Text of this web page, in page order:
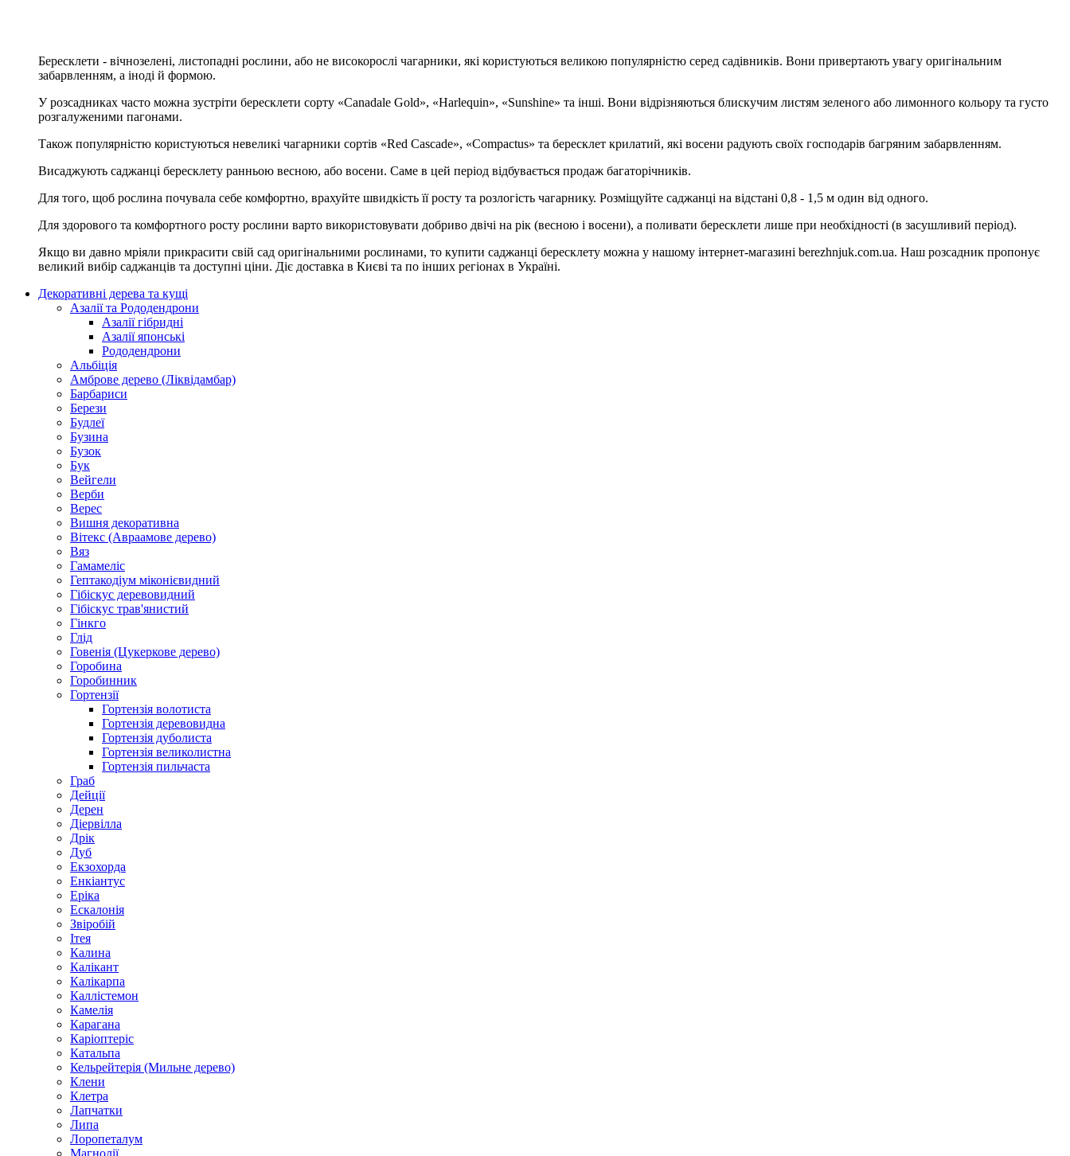
Бересклети - вічнозелені, листопадні рослини, або не високорослі чагарники, які користуються великою популярністю серед садівників. Вони привертають увагу оригінальним
забарвленням, а іноді й формою.
У розсадниках часто можна зустріти бересклети сорту «Canadale Gold», «Harlequin», «Sunshine» та інші. Вони відрізняються блискучим листям зеленого або лимонного кольору та густо
розгалуженими пагонами.
Також популярністю користуються невеликі чагарники сортів «Red Cascade», «Compactus» та бересклет крилатий, які восени радують своїх господарів багряним забарвленням.
Висаджують саджанці бересклету ранньою весною, або восени. Саме в цей період відбувається продаж багаторічників.
Для того, щоб рослина почувала себе комфортно, врахуйте швидкість її росту та розлогість чагарнику. Розміщуйте саджанці на відстані 0,8 - 1,5 м один від одного.
Для здорового та комфортного росту рослини варто використовувати добриво двічі на рік (весною і восени), а поливати бересклети лише при необхідності (в засушливий період).
Якщо ви давно мріяли прикрасити свій сад оригінальними рослинами, то купити саджанці бересклету можна у нашому інтернет-магазині berezhnjuk.com.ua. Наш розсадник пропонує
великий вибір саджанців та доступні ціни. Діє доставка в Києві та по інших регіонах в Україні.
Декоративні дерева та кущі
Азалії та Рододендрони
Азалії гібридні
Азалії японські
Рододендрони
Альбіція
Амброве дерево (Ліквідамбар)
Барбариси
Берези
Будлеї
Бузина
Бузок
Бук
Вейгели
Верби
Верес
Вишня декоративна
Вітекс (Авраамове дерево)
Вяз
Гамамеліс
Гептакодіум міконієвидний
Гібіскус деревовидний
Гібіскус трав'янистий
Гінкго
Глід
Говенія (Цукеркове дерево)
Горобина
Горобинник
Гортензії
Гортензія волотиста
Гортензія деревовидна
Гортензія дуболиста
Гортензія великолистна
Гортензія пильчаста
Граб
Дейції
Дерен
Діервілла
Дрік
Дуб
Екзохорда
Енкіантус
Еріка
Ескалонія
Звіробій
Ітея
Калина
Калікант
Калікарпа
Каллістемон
Камелія
Карагана
Каріоптеріс
Катальпа
Кельрейтерія (Мильне дерево)
Клени
Клетра
Лапчатки
Липа
Лоропеталум
Магнолії